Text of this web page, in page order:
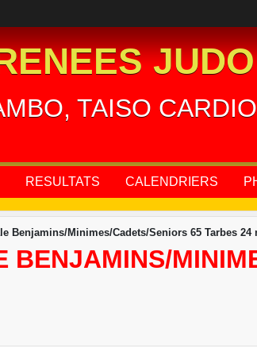
JUDO
TAISO
RESULTATS CALENDRIERS
Benjamins/Minimes/Cadets/Seniors 65 Tarbes 24
BENJAMINS/